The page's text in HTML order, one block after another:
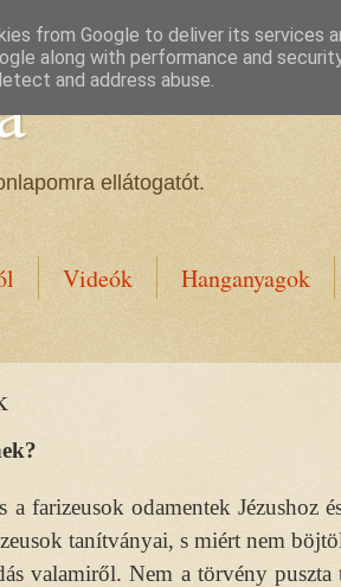
ellátogatót.
Videók Hanganyagok
a farizeusok odamentek Jézushoz
tanítványai, s miért nem
valamiről. Nem a törvény puszta
from Google to deliver its services
along with performance and
and address abuse.